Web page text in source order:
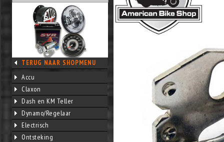
TERUG NAAR SHOPMENU
Accu
Claxon
Dash en KM Teller
Dynamo/Regelaar
Electrisch
Ontsteking